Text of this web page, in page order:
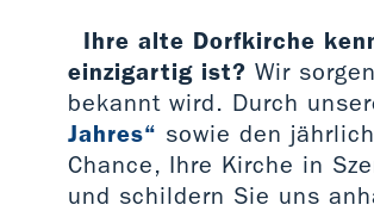
Ihre alte Dorfkirche
einzigartig ist? Wir
bekannt wird. Durch
Jahres“ sowie den
Chance, Ihre Kirche in
und schildern Sie uns